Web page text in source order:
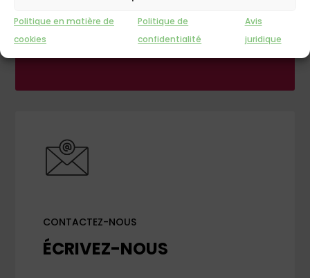
Politique en matière de
cookies
Politique de
confidentialité
Avis
juridique
L'INNOVATION AU
REPOS !
CONTACTEZ-NOUS
ÉCRIVEZ-NOUS